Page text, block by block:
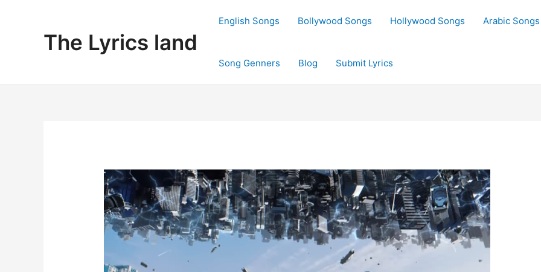
The Lyrics land
English Songs Bollywood Songs Hollywood Songs Arabic Songs
Song Genners Blog Submit Lyrics